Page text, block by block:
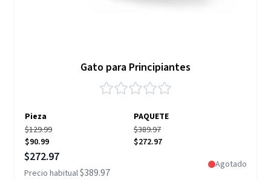
Gato para Principiantes
Pieza
PAQUETE
$129.99
$90.99
$389.97
$272.97
Precio especial
$272.97
Precio habitual$389.97
Agotado